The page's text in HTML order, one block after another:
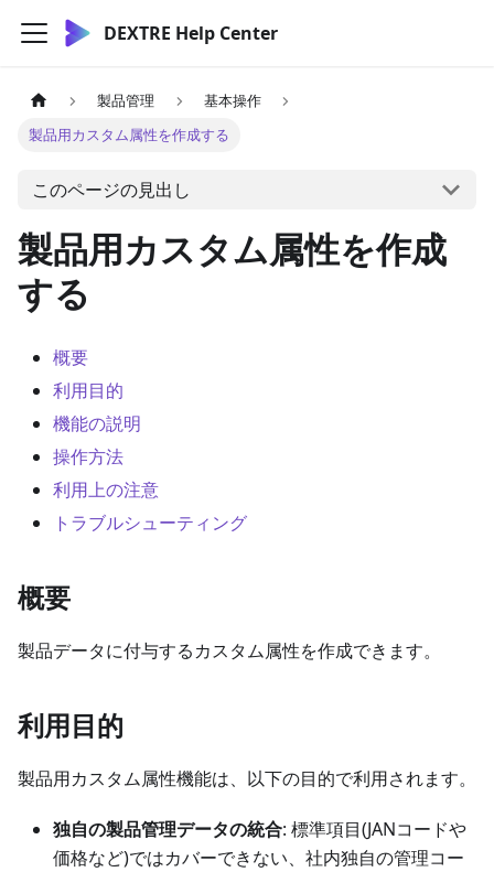
DEXTRE Help Center
製品管理
基本操作
製品用カスタム属性を作成する
このページの見出し
製品用カスタム属性を作成
する
概要
利用目的
機能の説明
操作方法
利用上の注意
トラブルシューティング
概要
製品データに付与するカスタム属性を作成できます。
利用目的
製品用カスタム属性機能は、以下の目的で利用されます。
独自の製品管理データの統合: 標準項目(JANコードや
価格など)ではカバーできない、社内独自の管理コー